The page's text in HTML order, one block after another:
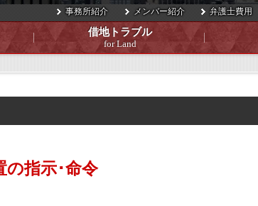
借地トラブル
for Land
事務所紹介 メンバー紹介 弁護士費用
の指示･命令